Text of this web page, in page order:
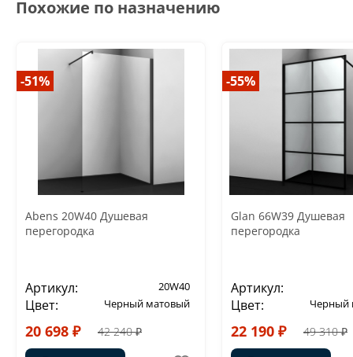
Похожие по назначению
-51%
Abens 20W40 Душевая
перегородка
Артикул: 20W40
Цвет: Черный матовый
20 698 ₽ 42 240 ₽
-55%
Glan 66W39 Душевая
перегородка
Артикул:
Цвет:
Черный
22 190 ₽ 49 310 ₽